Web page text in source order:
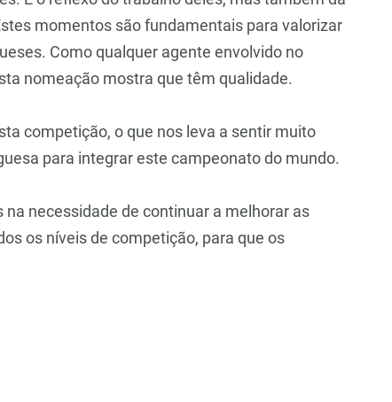
momentos são fundamentais para valorizar
Como qualquer agente envolvido no
nomeação mostra que têm qualidade.
competição, o que nos leva a sentir muito
para integrar este campeonato do mundo.
necessidade de continuar a melhorar as
os níveis de competição, para que os